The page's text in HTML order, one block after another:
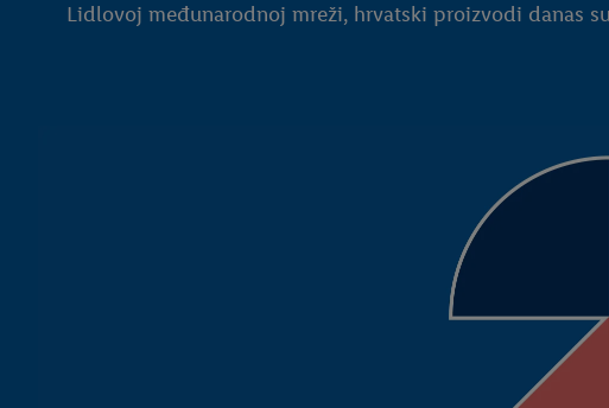
Lidlovoj međunarodnoj mreži, hrvatski proizvodi danas